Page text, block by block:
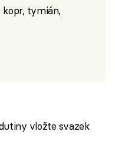
kopr, tymián,
vložte svazek